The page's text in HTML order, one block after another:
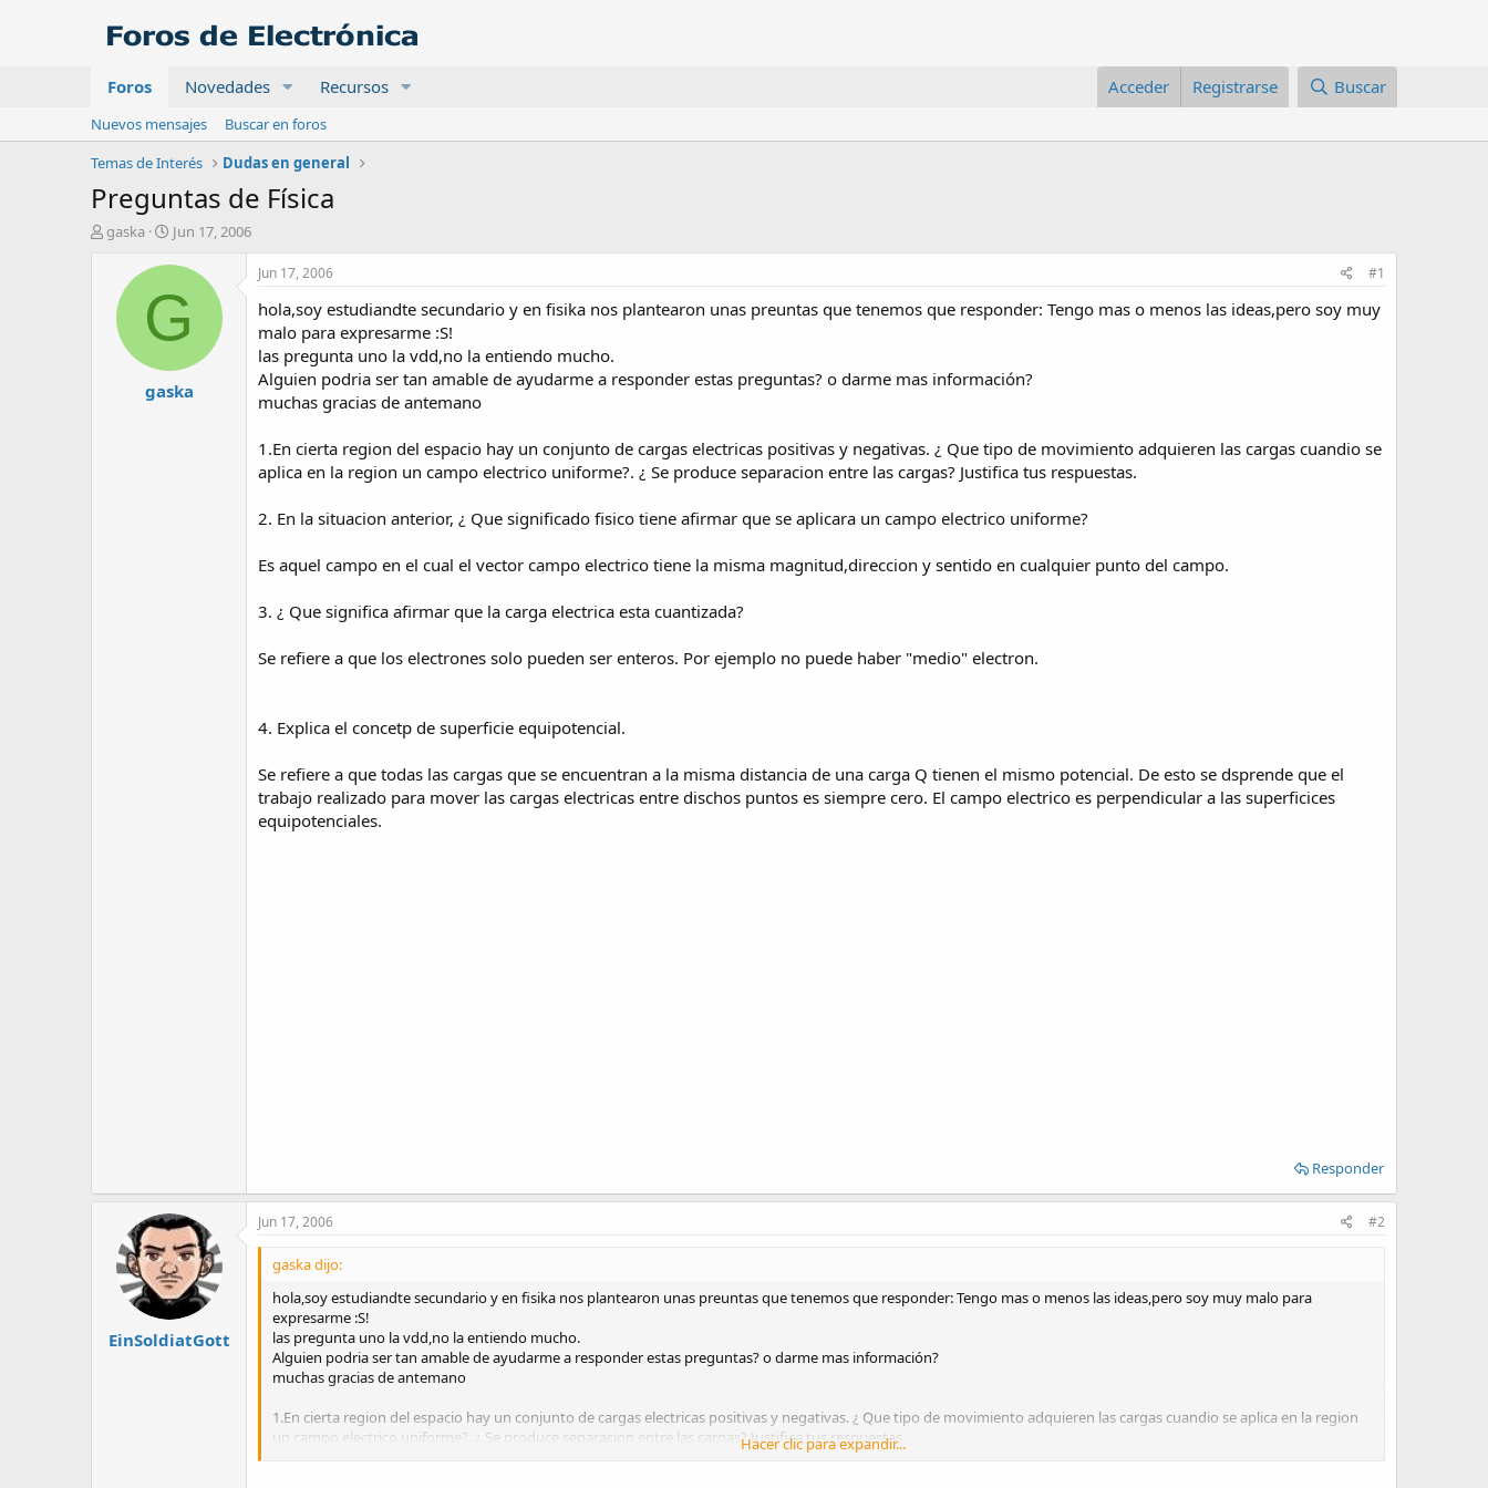
Foros Novedades Recursos Acceder Registrarse Buscar
Nuevos mensajes
Buscar en foros
Temas de Interés
Dudas en general
Preguntas de Física
A
gaska
F
c
h
d
i
n
Jun 17, 2006
G
gaska
Jun 17, 2006 #1
hola,soy estudiandte secundario y en fisika nos plantearon unas preuntas que tenemos que responder: Tengo mas o menos las ideas,pero soy muy
malo para expresarme :S!
las pregunta uno la vdd,no la entiendo mucho.
Alguien podria ser tan amable de ayudarme a responder estas preguntas? o darme mas información?
muchas gracias de antemano
1.En cierta region del espacio hay un conjunto de cargas electricas positivas y negativas. ¿ Que tipo de movimiento adquieren las cargas cuandio se
aplica en la region un campo electrico uniforme?. ¿ Se produce separacion entre las cargas? Justifica tus respuestas.
2. En la situacion anterior, ¿ Que significado fisico tiene afirmar que se aplicara un campo electrico uniforme?
Es aquel campo en el cual el vector campo electrico tiene la misma magnitud,direccion y sentido en cualquier punto del campo.
3. ¿ Que significa afirmar que la carga electrica esta cuantizada?
Se refiere a que los electrones solo pueden ser enteros. Por ejemplo no puede haber "medio" electron.
4. Explica el concetp de superficie equipotencial.
Se refiere a que todas las cargas que se encuentran a la misma distancia de una carga Q tienen el mismo potencial. De esto se dsprende que el
trabajo realizado para mover las cargas electricas entre dischos puntos es siempre cero. El campo electrico es perpendicular a las superficices
equipotenciales.
Responder
EinSoldiatGott
Jun 17, 2006 #2
gaska dijo:
hola,soy estudiandte secundario y en fisika nos plantearon unas preuntas que tenemos que responder: Tengo mas o menos las ideas,pero soy muy malo para
expresarme :S!
las pregunta uno la vdd,no la entiendo mucho.
Alguien podria ser tan amable de ayudarme a responder estas preguntas? o darme mas información?
muchas gracias de antemano
1.En cierta region del espacio hay un conjunto de cargas electricas positivas y negativas. ¿ Que tipo de movimiento adquieren las cargas cuandio se aplica en la region
un campo electrico uniforme?. ¿ Se produce separacion entre las cargas? Justifica tus respuestas.
Hacer clic para expandir...